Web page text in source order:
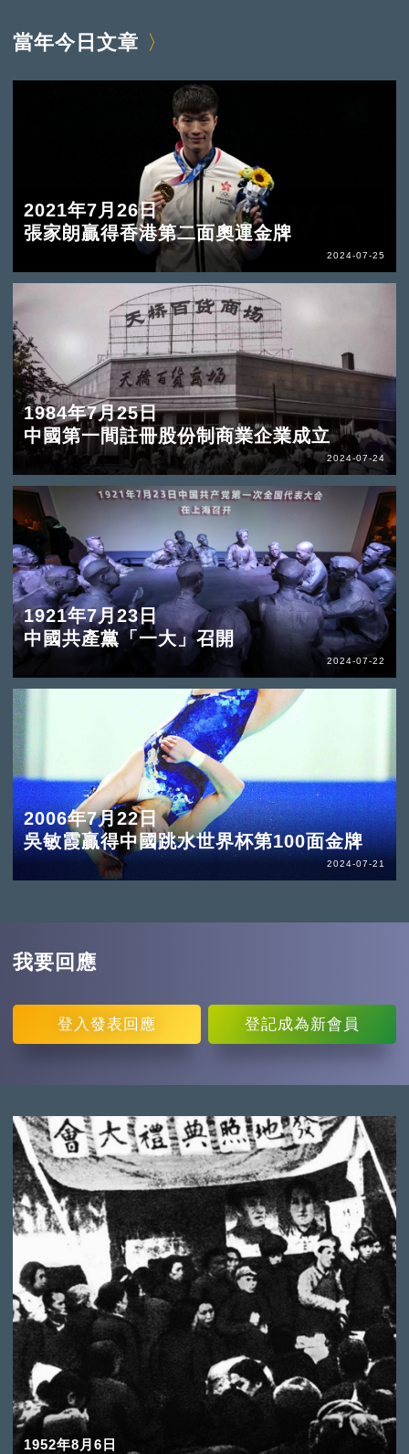
當年今日文章
2021年7月26日
張家朗贏得香港第二面奧運金牌
2024-07-25
1984年7月25日
中國第一間註冊股份制商業企業成立
2024-07-24
1921年7月23日
中國共產黨「一大」召開
2024-07-22
2006年7月22日
吳敏霞贏得中國跳水世界杯第100面金牌
2024-07-21
我要回應
登入 發表回應 登記成為新會員
1952年8月6日